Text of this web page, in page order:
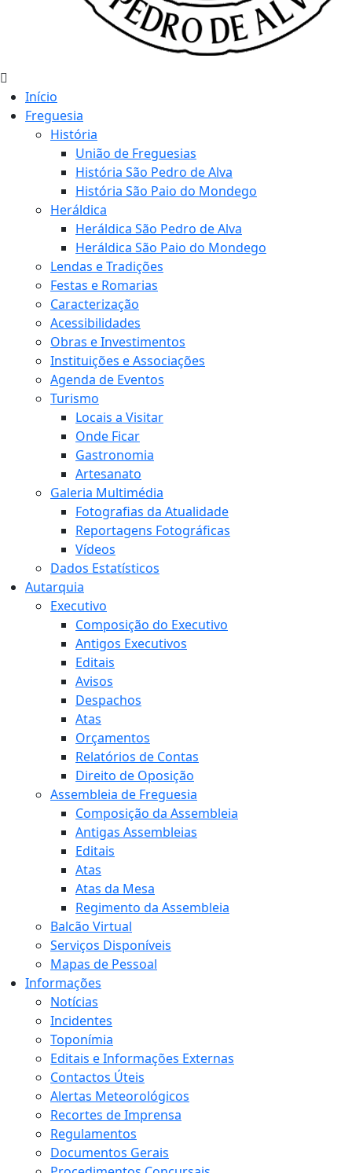
Início
Freguesia
História
União de Freguesias
História São Pedro de Alva
História São Paio do Mondego
Heráldica
Heráldica São Pedro de Alva
Heráldica São Paio do Mondego
Lendas e Tradições
Festas e Romarias
Caracterização
Acessibilidades
Obras e Investimentos
Instituições e Associações
Agenda de Eventos
Turismo
Locais a Visitar
Onde Ficar
Gastronomia
Artesanato
Galeria Multimédia
Fotografias da Atualidade
Reportagens Fotográficas
Vídeos
Dados Estatísticos
Autarquia
Executivo
Composição do Executivo
Antigos Executivos
Editais
Avisos
Despachos
Atas
Orçamentos
Relatórios de Contas
Direito de Oposição
Assembleia de Freguesia
Composição da Assembleia
Antigas Assembleias
Editais
Atas
Atas da Mesa
Regimento da Assembleia
Balcão Virtual
Serviços Disponíveis
Mapas de Pessoal
Informações
Notícias
Incidentes
Toponímia
Editais e Informações Externas
Contactos Úteis
Alertas Meteorológicos
Recortes de Imprensa
Regulamentos
Documentos Gerais